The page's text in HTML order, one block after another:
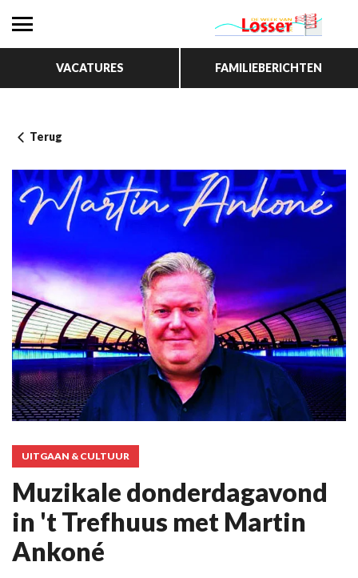
VACATURES FAMILIEBERICHTEN
Terug
UITGAAN & CULTUUR
Muzikale donderdagavond
in 't Trefhuus met Martin
Ankoné